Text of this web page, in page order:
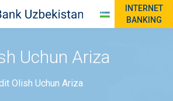
INTERNET
BANKING
Uchun Ariza
Olish Uchun Ariza